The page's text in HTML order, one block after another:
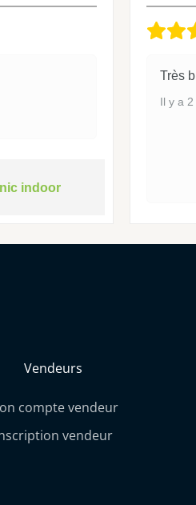
indoor
Très
Il y a
Vendeurs
compte vendeur
vendeur